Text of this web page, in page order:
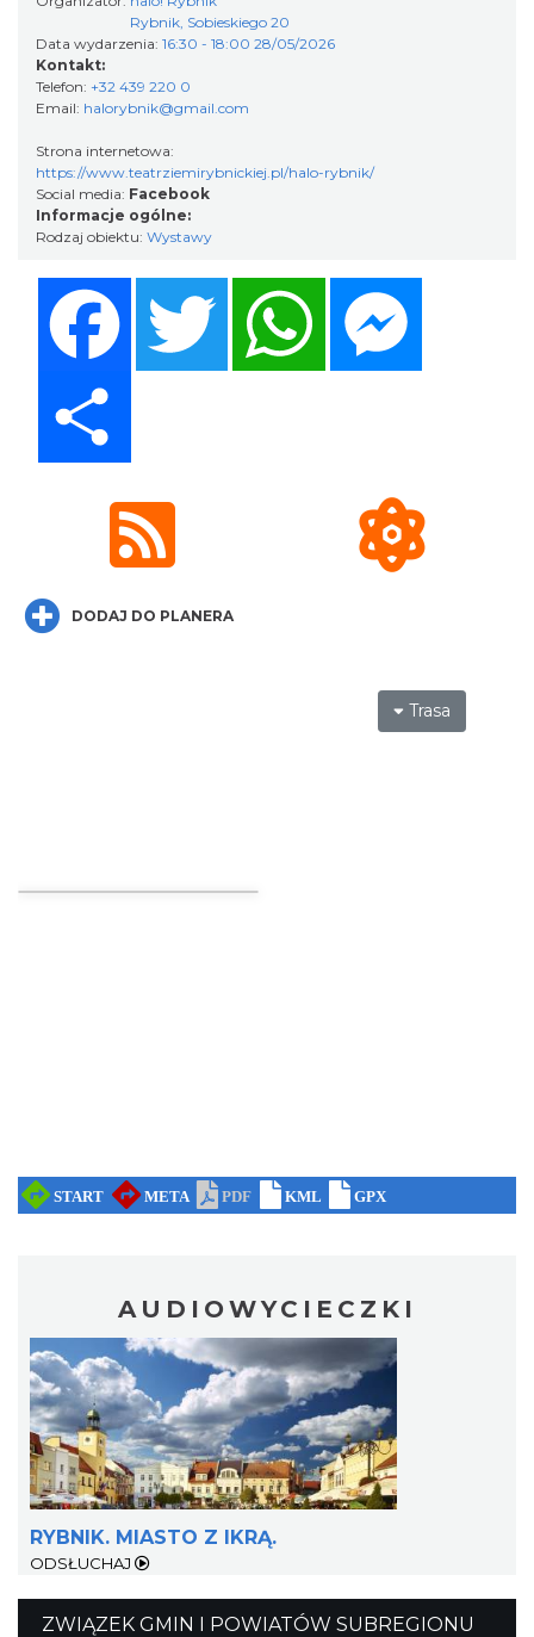
Wystawa prof. Włodzimierza
Kwiatkowskiego w Tichauer Art Gallery
Tychy
27.13 km
Święto Ziół w pszczyńskim skansenie
Pszczyna
28.63 km
2026-08-09
Rybnik, Sobieskiego 20
Data wydarzenia: 16:30 - 18:00 28/05/2026
Kontakt:
Telefon: +32 439 220 0
Email: halorybnik@gmail.com
Strona internetowa:
https://www.teatrziemirybnickiej.pl/halo-rybnik/
Social media: Facebook
Informacje ogólne:
Rodzaj obiektu: Wystawy
Twitter WhatsApp
DODAJ DO PLANERA
Trasa
AUDIOWYCIECZKI
RYBNIK. MIASTO Z IKRĄ.
ODSŁUCHAJ
ZWIĄZEK GMIN I POWIATÓW SUBREGIONU